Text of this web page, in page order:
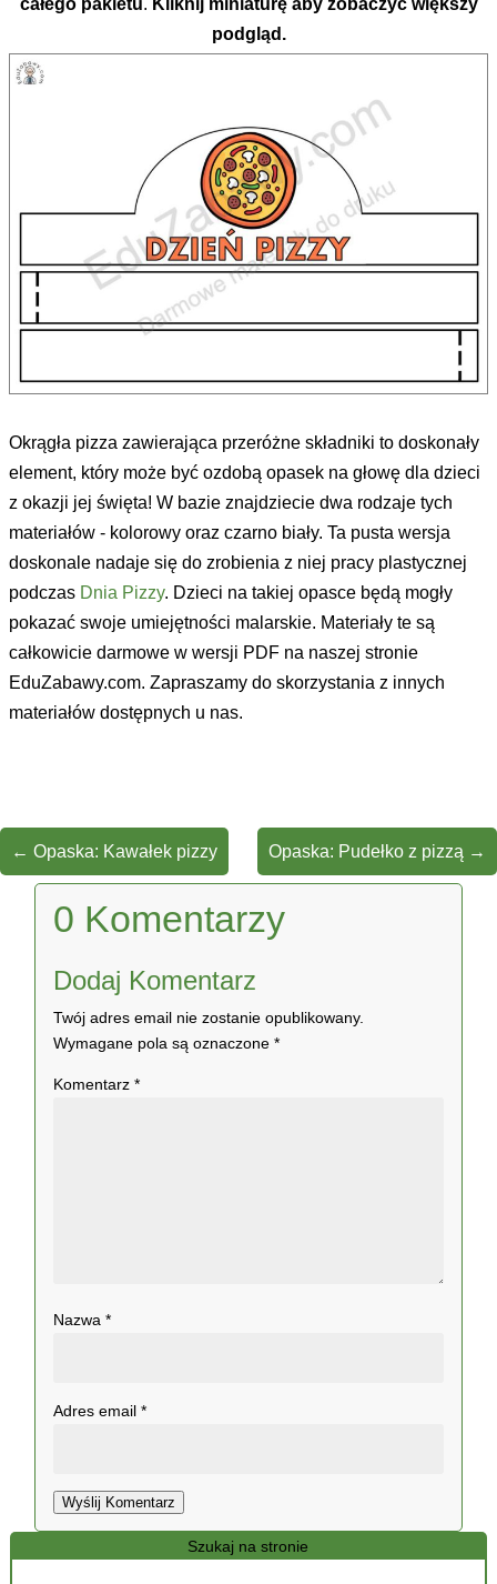
Szukaj na stronie
całego pakietu. Kliknij miniaturę aby zobaczyć większy
podgląd.
Okrągła pizza zawierająca przeróżne składniki to doskonały
element, który może być ozdobą opasek na głowę dla dzieci
z okazji jej święta! W bazie znajdziecie dwa rodzaje tych
materiałów - kolorowy oraz czarno biały. Ta pusta wersja
doskonale nadaje się do zrobienia z niej pracy plastycznej
podczas Dnia Pizzy. Dzieci na takiej opasce będą mogły
pokazać swoje umiejętności malarskie. Materiały te są
całkowicie darmowe w wersji PDF na naszej stronie
EduZabawy.com. Zapraszamy do skorzystania z innych
materiałów dostępnych u nas.
← Opaska: Kawałek pizzy Opaska: Pudełko z pizzą →
0 Komentarzy
Dodaj Komentarz
Twój adres email nie zostanie opublikowany.
Wymagane pola są oznaczone*
Komentarz*
Nazwa*
Adres email*
Wyślij Komentarz